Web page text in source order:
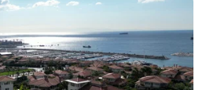
детский сад, мечеть, бассейн,
госпиталь, отель, кафе и
займет 80% всей